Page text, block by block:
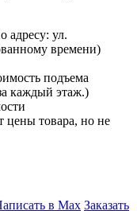
адресу: ул.
времени)
подъема
каждый этаж.)
цены товара, но не
в Max Заказать